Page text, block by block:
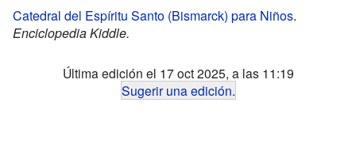
Catedral del Espíritu Santo (Bismarck) para Niños.
Enciclopedia Kiddle.
Última edición el 17 oct 2025, a las 11:19
Sugerir una edición.